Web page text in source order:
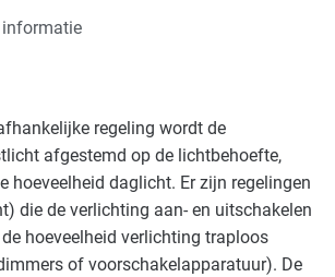
Basis
onderhoud Basis
Basis
regeling wordt de
afgestemd op de lichtbehoefte,
hoeveelheid daglicht. Er zijn regelingen
die de verlichting aan- en uitschakelen
hoeveelheid verlichting traploos
of voorschakelapparatuur). De